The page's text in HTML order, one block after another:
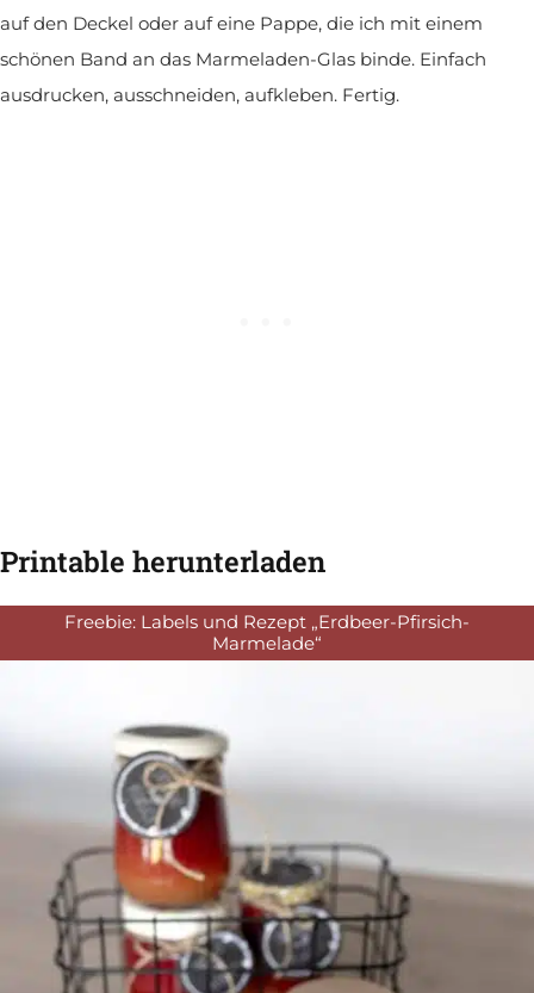
auf den Deckel oder auf eine Pappe, die ich mit einem
schönen Band an das Marmeladen-Glas binde. Einfach
ausdrucken, ausschneiden, aufkleben. Fertig.
Printable herunterladen
Freebie: Labels und Rezept „Erdbeer-Pfirsich-
Marmelade“